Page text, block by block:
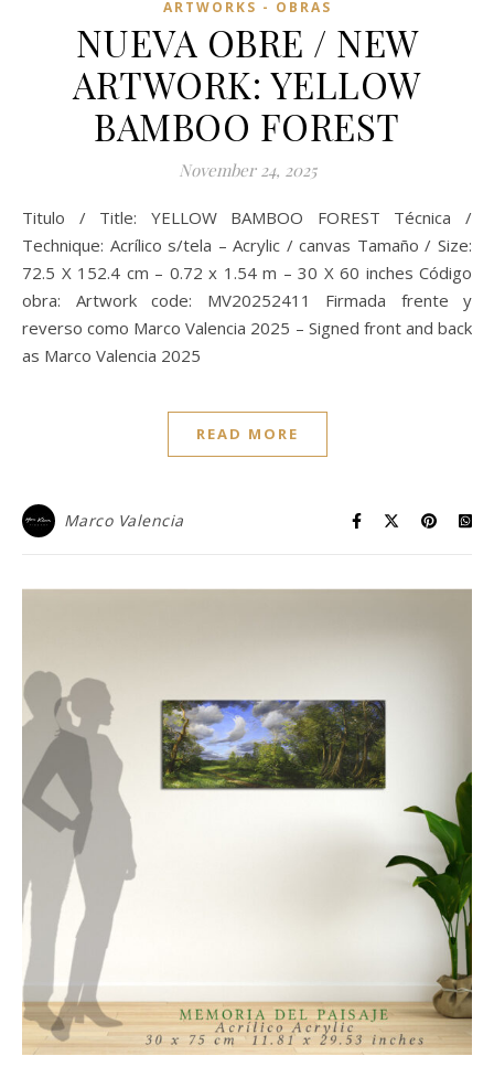
ARTWORKS - OBRAS
NUEVA OBRE / NEW
ARTWORK: YELLOW
BAMBOO FOREST
November 24, 2025
Titulo / Title: YELLOW BAMBOO FOREST Técnica /
Technique: Acrílico s/tela – Acrylic / canvas Tamaño / Size:
72.5 X 152.4 cm – 0.72 x 1.54 m – 30 X 60 inches Código
obra: Artwork code: MV20252411 Firmada frente y
reverso como Marco Valencia 2025 – Signed front and back
as Marco Valencia 2025
READ MORE
Marco Valencia